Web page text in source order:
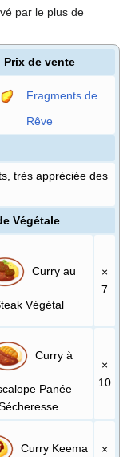
par le plus de
Prix de vente
Fragments de
Rêve
très appréciée des
Végétale
Curry au
Végétal
×
7
Curry à
Panée
×
10
Curry Keema
×